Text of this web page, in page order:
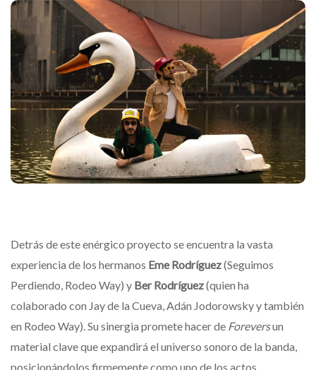
Detrás de este enérgico proyecto se encuentra la vasta
experiencia de los hermanos Eme Rodríguez(Seguimos
Perdiendo, Rodeo Way) y Ber Rodríguez(quien ha
colaborado con Jay de la Cueva, Adán Jodorowsky y también
en Rodeo Way). Su sinergia promete hacer de Foreversun
material clave que expandirá el universo sonoro de la banda,
posicionándolos firmemente como uno de los actos